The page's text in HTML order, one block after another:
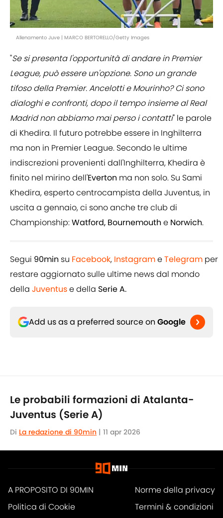
Allenamento Juve | MARCO BERTORELLO/Getty Images
"Se si presenta l'opportunità di andare in Premier
League, può essere un'opzione. Sono un grande
tifoso della Premier. Ancelotti e Mourinho? Ci sono
dialoghi e confronti, dopo il tempo insieme al Real
Madrid non abbiamo mai perso i contatti" le parole
di Khedira. Il futuro potrebbe essere in Inghilterra
ma non in Premier League. Secondo le ultime
indiscrezioni provenienti dall'Inghilterra, Khedira è
finito nel mirino dell'Everton ma non solo. Su Sami
Khedira, esperto centrocampista della Juventus, in
uscita a gennaio, ci sono anche tre club di
Championship:Watford, Bournemouth e Norwich.
Segui 90min su Facebook, InstagrameTelegram per
restare aggiornato sulle ultime news dal mondo
della Juventuse della Serie A.
Add us as a preferred source on Google
Le probabili formazioni di Atalanta-
Juventus (Serie A)
Di La redazione di 90min | 11 apr 2026
A PROPOSITO DI 90MIN
Norme della privacy
Politica di Cookie
Termini & condizioni